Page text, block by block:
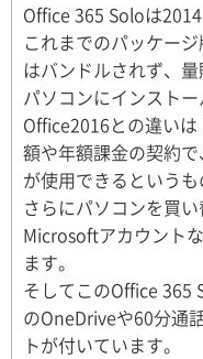
Office 365 Soloは
これまでのパッケー
はバンドルされず、
パソコンにインストー
Office2016との違い
額や年額課金の契約
が使用できるというも
さらにパソコンを買
Microsoftアカウント
ます。
そしてこのOffice 365
のOneDriveや60分通
トが付いています。